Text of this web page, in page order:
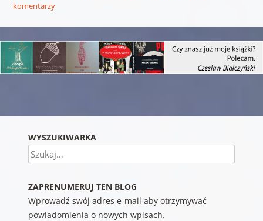
komentarzy
WYSZUKIWARKA
Szukaj
ZAPRENUMERUJ TEN BLOG
Wprowadź swój adres e-mail aby otrzymywać
powiadomienia o nowych wpisach.